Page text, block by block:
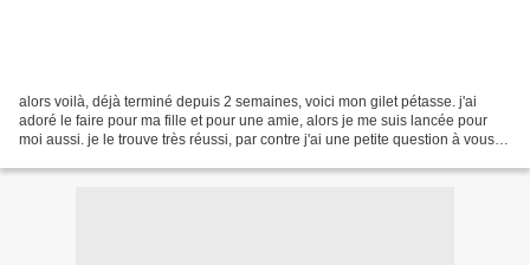
alors voilà, déjà terminé depuis 2 semaines, voici mon gilet pétasse. j'ai
adoré le faire pour ma fille et pour une amie, alors je me suis lancée pour
moi aussi. je le trouve très réussi, par contre j'ai une petite question à vous